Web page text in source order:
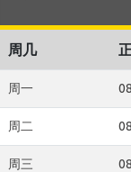
周几
周一
周二
周三